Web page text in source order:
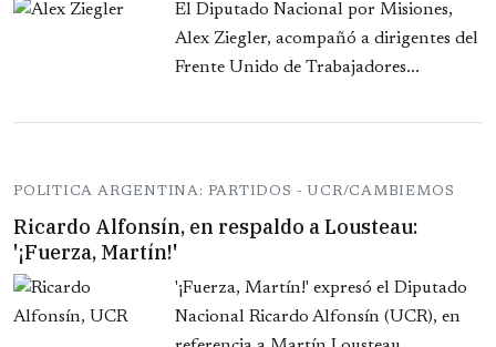
El Diputado Nacional por Misiones,
Alex Ziegler, acompañó a dirigentes del
Frente Unido de Trabajadores...
POLITICA ARGENTINA: PARTIDOS - UCR/CAMBIEMOS
Ricardo Alfonsín, en respaldo a Lousteau:
'¡Fuerza, Martín!'
'¡Fuerza, Martín!' expresó el Diputado
Nacional Ricardo Alfonsín (UCR), en